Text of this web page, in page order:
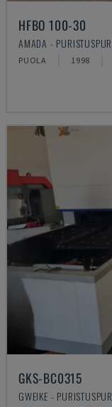
HFBO 100-30
AMADA -
PUOLA 1998
GKS-BC0315
GWEIKE -